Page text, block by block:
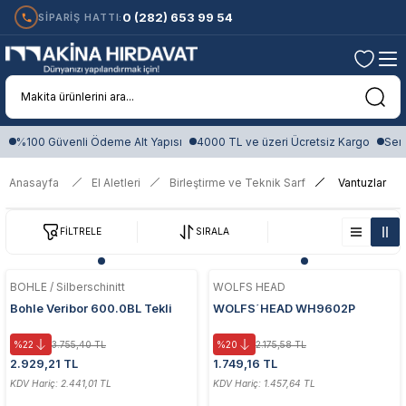
SİPARİŞ HATTI: 0 (282) 653 99 54
%100 Güvenli Ödeme Alt Yapısı 4000 TL ve üzeri Ücretsiz Kargo
Anasayfa El Aletleri Birleştirme ve Teknik Sarf Vantuzlar
FİLTRELE SIRALA
BOHLE / Silberschinitt
Bohle Veribor 600.0BL Tekli
%22 3.755,40 TL
2.929,21 TL
KDV Hariç: 2.441,01 TL
WOLFS HEAD
WOLFS´HEAD WH9602P
VANTUZU
%20 2.175,58 TL
1.749,16 TL
KDV Hariç: 1.457,64 TL